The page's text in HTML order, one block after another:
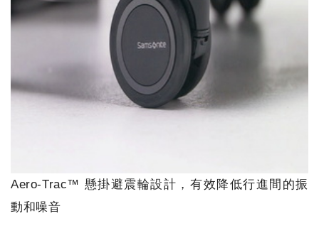
Aero-Trac™ 懸掛避震輪設計，有效降低行進間的振
動和噪音